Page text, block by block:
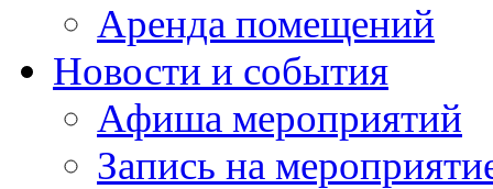
Аренда помещений
Новости и события
Афиша мероприятий
Запись на